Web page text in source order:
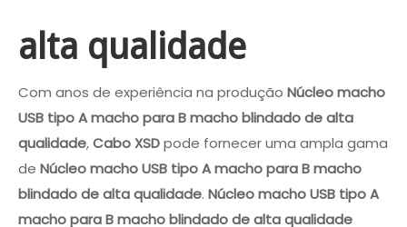
alta qualidade
Com anos de experiência na produção Núcleo macho
USB tipo A macho para B macho blindado de alta
qualidade,Cabo XSDpode fornecer uma ampla gama
de Núcleo macho USB tipo A macho para B macho
blindado de alta qualidade. Núcleo macho USB tipo A
macho para B macho blindado de alta qualidade